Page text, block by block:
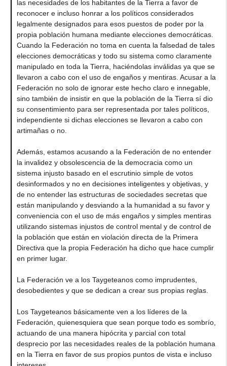
las necesidades de los habitantes de la Tierra a favor de
reconocer e incluso honrar a los políticos considerados
legalmente designados para esos puestos de poder por la
propia población humana mediante elecciones democráticas.
Cuando la Federación no toma en cuenta la falsedad de tales
elecciones democráticas y todo su sistema como claramente
manipulado en toda la Tierra, haciéndolas inválidas ya que se
llevaron a cabo con el uso de engaños y mentiras. Acusar a la
Federación no solo de ignorar este hecho claro e innegable,
sino también de insistir en que la población de la Tierra sí dio
su consentimiento para ser representada por tales políticos,
independiente si dichas elecciones se llevaron a cabo con
artimañas o no.
Además, estamos acusando a la Federación de no entender
la invalidez y obsolescencia de la democracia como un
sistema injusto basado en el escrutinio simple de votos
desinformados y no en decisiones inteligentes y objetivas, y
de no entender las estructuras de sociedades secretas que
están manipulando y desviando a la humanidad a su favor y
conveniencia con el uso de más engaños y simples mentiras
utilizando sistemas injustos de control mental y de control de
la población que están en violación directa de la Primera
Directiva que la propia Federación ha dicho que hace cumplir
en primer lugar.
La Federación ve a los Taygeteanos como imprudentes,
desobedientes y que se dedican a crear sus propias reglas.
Los Taygeteanos básicamente ven a los líderes de la
Federación, quienesquiera que sean porque todo es sombrío,
actuando de una manera hipócrita y parcial con total
desprecio por las necesidades reales de la población humana
en la Tierra en favor de sus propios puntos de vista e incluso